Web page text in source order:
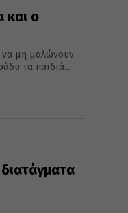
και ο
να μη μαλώνουν
τα παιδιά...